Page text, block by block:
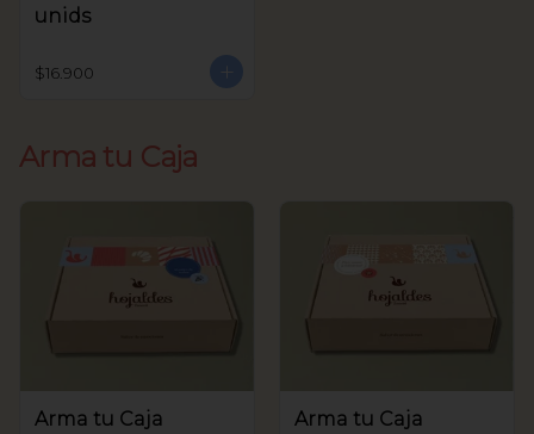
unids
$16.900
Arma tu Caja
Arma tu Caja
Arma tu Caja